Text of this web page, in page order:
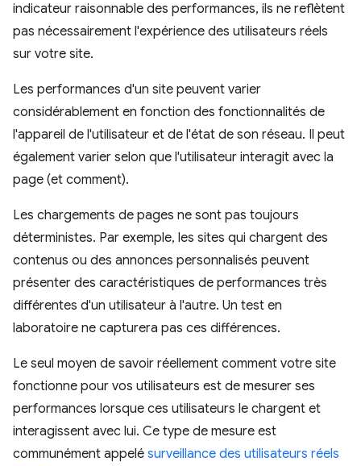
indicateur raisonnable des performances, ils ne reflètent
pas nécessairement l'expérience des utilisateurs réels
sur votre site.
Les performances d'un site peuvent varier
considérablement en fonction des fonctionnalités de
l'appareil de l'utilisateur et de l'état de son réseau. Il peut
également varier selon que l'utilisateur interagit avec la
page (et comment).
Les chargements de pages ne sont pas toujours
déterministes. Par exemple, les sites qui chargent des
contenus ou des annonces personnalisés peuvent
présenter des caractéristiques de performances très
différentes d'un utilisateur à l'autre. Un test en
laboratoire ne capturera pas ces différences.
Le seul moyen de savoir réellement comment votre site
fonctionne pour vos utilisateurs est de mesurer ses
performances lorsque ces utilisateurs le chargent et
interagissent avec lui. Ce type de mesure est
communément appelé surveillance des utilisateurs réels